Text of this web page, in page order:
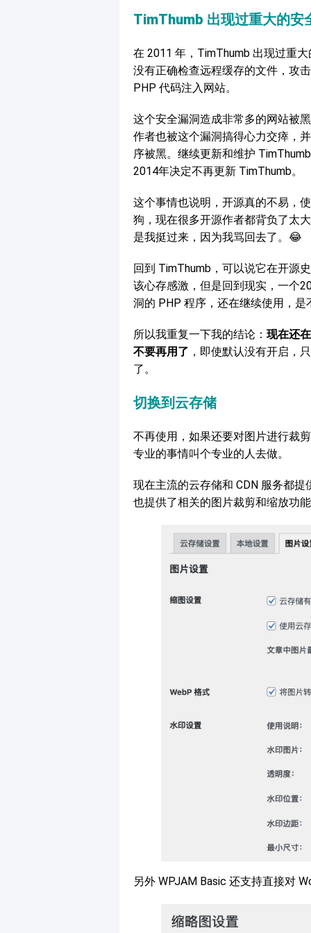
TimThumb 出现过重大的安
在 2011 年，TimThumb 出现过重
没有正确检查远程缓存的文件，攻
PHP 代码注入网站。
这个安全漏洞造成非常多的网站被
作者也被这个漏洞搞得心力交瘁，
序被黑。继续更新和维护
2014年决定不再更新 TimThumb。
这个事情也说明，开源真的不易，
狗，现在很多开源作者都背负了太
是我挺过来，因为我骂回去了。😂
回到 TimThumb，可以说它在开源
该心存感激，但是回到现实，一个
洞的 PHP 程序，还在继续使用，
所以我重复一下我的结论： 现在还
不要再用了 ，即使默认没有开启，
了。
切换到云存储
不再使用，如果还要对图片进行裁
专业的事情叫个专业的人去做。
现在主流的云存储和 CDN 服务都
也提供了相关的图片裁剪和缩放功
另外 WPJAM Basic 还支持直接对